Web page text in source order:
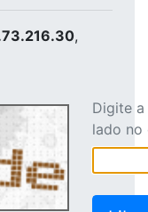
,
Digite
lado no